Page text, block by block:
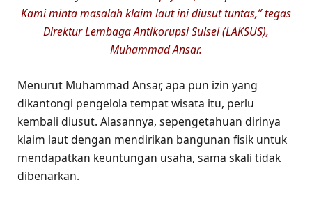
Kami minta masalah klaim laut ini diusut tuntas,” tegas
Direktur Lembaga Antikorupsi Sulsel (LAKSUS),
Muhammad Ansar.
Menurut Muhammad Ansar, apa pun izin yang
dikantongi pengelola tempat wisata itu, perlu
kembali diusut. Alasannya, sepengetahuan dirinya
klaim laut dengan mendirikan bangunan fisik untuk
mendapatkan keuntungan usaha, sama skali tidak
dibenarkan.